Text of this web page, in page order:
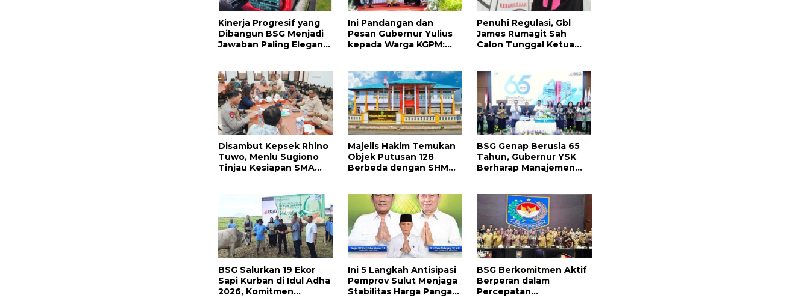
Kinerja Progresif yang
Dibangun BSG Menjadi
Jawaban Paling Elegan
Ini Pandangan dan
Pesan Gubernur Yulius
kepada Warga KGPM:
Praktis
Penuhi Regulasi, Gbl
James Rumagit Sah
Calon Tunggal Ketua
Disambut Kepsek Rhino
Tuwo, Menlu Sugiono
Tinjau Kesiapan SMA
Arahannya
Majelis Hakim Temukan
Objek Putusan 128
Berbeda dengan SHM
PN Tondano
BSG Genap Berusia 65
Tahun, Gubernur YSK
Berharap Manajemen
BSG Salurkan 19 Ekor
Sapi Kurban di Idul Adha
2026, Komitmen
Ini 5 Langkah Antisipasi
Pemprov Sulut Menjaga
Stabilitas Harga Pangan
BSG Berkomitmen Aktif
Berperan dalam
Percepatan